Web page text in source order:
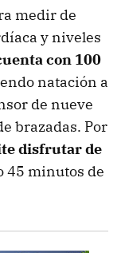
medir de
y niveles
con 100
natación a
de nueve
brazadas. Por
disfrutar de
45 minutos de